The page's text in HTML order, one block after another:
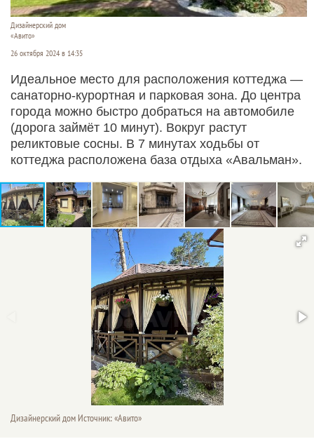
Дизайнерский дом
«Авито»
26 октября 2024 в 14:35
Идеальное место для расположения коттеджа —
санаторно-курортная и парковая зона. До центра
города можно быстро добраться на автомобиле
(дорога займёт 10 минут). Вокруг растут
реликтовые сосны. В 7 минутах ходьбы от
коттеджа расположена база отдыха «Авальман».
Дизайнерский дом Источник: «Авито»